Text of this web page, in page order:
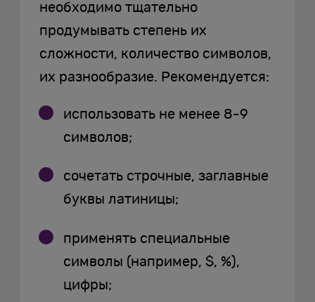
необходимо тщательно
продумывать степень их
сложности, количество символов,
их разнообразие. Рекомендуется:
использовать не менее 8-9
символов;
сочетать строчные, заглавные
буквы латиницы;
применять специальные
символы (например, $, %),
цифры;